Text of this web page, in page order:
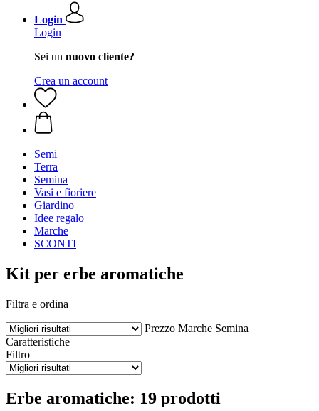
Login
Login
Sei un nuovo cliente?
Crea un account
Semi
Terra
Semina
Vasi e fioriere
Giardino
Idee regalo
Marche
SCONTI
Kit per erbe aromatiche
Filtra e ordina
Prezzo Marche Semina
Caratteristiche
Filtro
Erbe aromatiche: 19 prodotti